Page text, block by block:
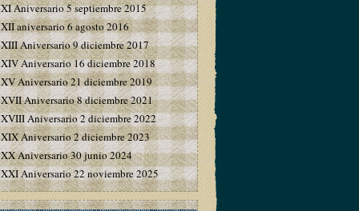
XI Aniversario 5 septiembre 2015
XII aniversario 6 agosto 2016
XIII Aniversario 9 diciembre 2017
XIV Aniversario 16 diciembre 2018
XV Aniversario 21 diciembre 2019
XVII Aniversario 8 diciembre 2021
XVIII Aniversario 2 diciembre 2022
XIX Aniversario 2 diciembre 2023
XX Aniversario 30 junio 2024
XXI Aniversario 22 noviembre 2025